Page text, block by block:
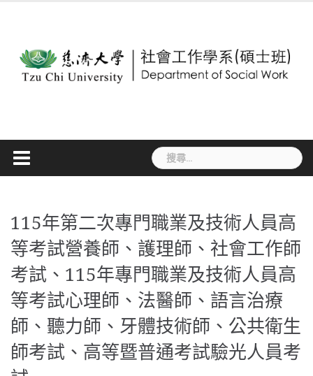
搜
尋
字:
115年第二次專門職業及技術人員高
等考試營養師、護理師、社會工作師
考試、115年專門職業及技術人員高
等考試心理師、法醫師、語言治療
師、聽力師、牙體技術師、公共衛生
師考試、高等暨普通考試驗光人員考